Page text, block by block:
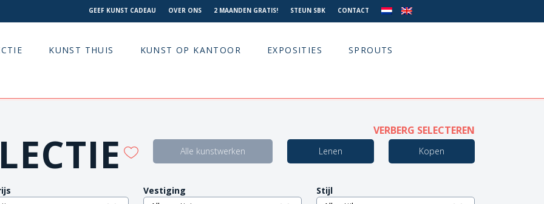
GEEF KUNST CADEAU OVER ONS 2 MAANDEN GRATIS! STEUN SBK CONTACT
KUNST THUIS KUNST OP KANTOOR EXPOSITIES SPROUTS
VERBERG SELECTEREN
Alle kunstwerken Lenen Kopen
Vestiging Stijl